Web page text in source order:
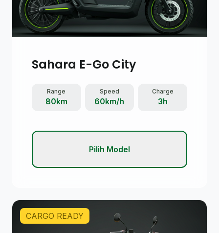
Sahara E-Go City
Range
80km
Speed
60km/h
Charge
3h
Pilih Model
CARGO READY